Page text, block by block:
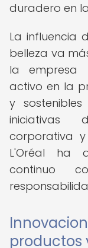
duradero en
La influencia
belleza va
la empresa
activo en la
y
iniciativas
corporativa
L'Oréal ha
continuo
productos